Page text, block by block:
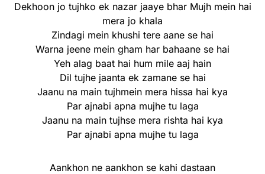
Dekhoon jo tujhko ek nazar jaaye bhar Mujh mein hai
mera jo khala
Zindagi mein khushi tere aane se hai
Warna jeene mein gham har bahaane se hai
Yeh alag baat hai hum mile aaj hain
Dil tujhe jaanta ek zamane se hai
Jaanu na main tujhmein mera hissa hai kya
Par ajnabi apna mujhe tu laga
Jaanu na main tujhse mera rishta hai kya
Par ajnabi apna mujhe tu laga
Aankhon ne aankhon se kahi dastaan